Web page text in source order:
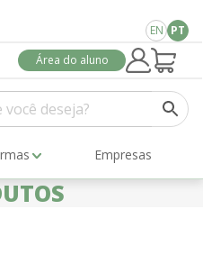
EN PT
Área do aluno
Empresas